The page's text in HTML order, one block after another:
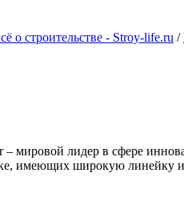
о строительстве - Stroy-life.ru /
– мировой лидер в сфере
имеющих широкую линейку